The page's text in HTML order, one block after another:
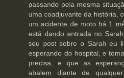
passando pela mesma
uma coadjuvante da história,
um acidente de moto há 1
está dando entrada no
seu post sobre o Sarah eu
esperando do hospital, e
precisa, e que as
abalem diante de